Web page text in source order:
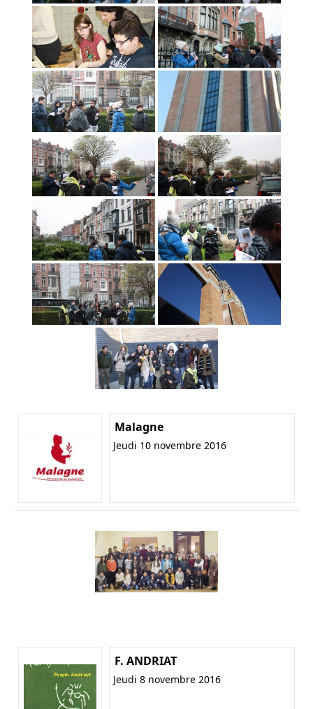
Malagne
Jeudi 10 novembre 2016
F. ANDRIAT
Jeudi 8 novembre 2016